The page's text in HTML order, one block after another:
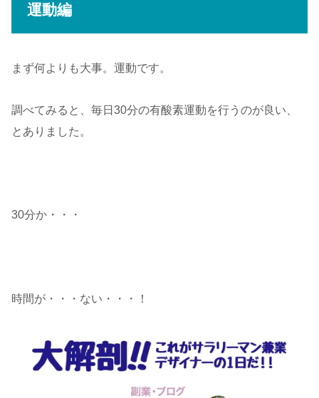
運動編
まず何よりも大事。運動です。
調べてみると、毎日30分の有酸素運動を行うのが良い、
とありました。
30分か・・・
時間が・・・ない・・・！